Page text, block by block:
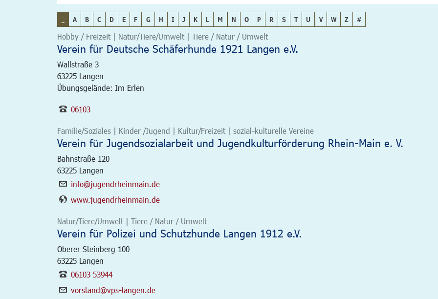
A B C D E F G H I J K L M N O P R S T U V W Z #
Hobby / Freizeit | Natur/Tiere/Umwelt | Tiere / Natur / Umwelt
Verein für Deutsche Schäferhunde 1921 Langen e.V.
Wallstraße 3
63225 Langen
Übungsgelände: Im Erlen
06103
Familie/Soziales | Kinder /Jugend | Kultur/Freizeit | sozial-kulturelle Vereine
Verein für Jugendsozialarbeit und Jugendkulturförderung Rhein-Main e. V.
Bahnstraße 120
63225 Langen
info@jugendrheinmain.de
www.jugendrheinmain.de
Natur/Tiere/Umwelt | Tiere / Natur / Umwelt
Verein für Polizei und Schutzhunde Langen 1912 e.V.
Oberer Steinberg 100
63225 Langen
06103 53944
vorstand@vps-langen.de